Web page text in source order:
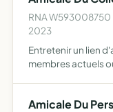
RNA W593008750
2023
Entretenir un lien
membres actuels
Amicale Du